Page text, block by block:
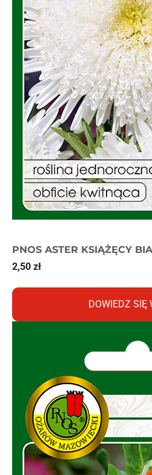
PNOS ASTER KSIĄŻĘCY
2,50 zł
DOWIEDZ SIĘ